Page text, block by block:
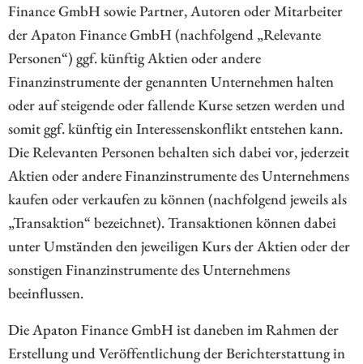
Finance GmbH sowie Partner, Autoren oder Mitarbeiter
der Apaton Finance GmbH (nachfolgend „Relevante
Personen“) ggf. künftig Aktien oder andere
Finanzinstrumente der genannten Unternehmen halten
oder auf steigende oder fallende Kurse setzen werden und
somit ggf. künftig ein Interessenskonflikt entstehen kann.
Die Relevanten Personen behalten sich dabei vor, jederzeit
Aktien oder andere Finanzinstrumente des Unternehmens
kaufen oder verkaufen zu können (nachfolgend jeweils als
„Transaktion“ bezeichnet). Transaktionen können dabei
unter Umständen den jeweiligen Kurs der Aktien oder der
sonstigen Finanzinstrumente des Unternehmens
beeinflussen.
Die Apaton Finance GmbH ist daneben im Rahmen der
Erstellung und Veröffentlichung der Berichterstattung in